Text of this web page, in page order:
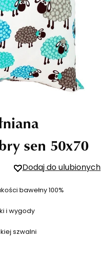
sen 50x70
Dodaj do ulubionych
bawełny 100%
i wygody
szwalni